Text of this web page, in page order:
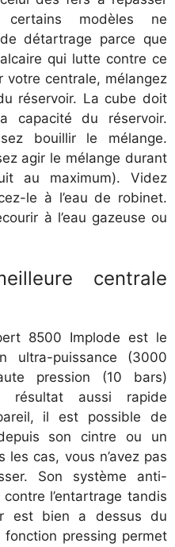
certains modèles ne
détartrage parce que
qui lutte contre ce
votre centrale, mélangez
réservoir. La cube doit
du réservoir.
bouillir le mélange.
agir le mélange durant
au maximum). Videz
le à l’eau de robinet.
à l’eau gazeuse ou
centrale
8500 Implode est le
ultra-puissance (3000
pression (10 bars)
résultat aussi rapide
il est possible de
son cintre ou un
les cas, vous n’avez pas
Son système anti-
l’entartrage tandis
est bien a dessus du
pressing permet